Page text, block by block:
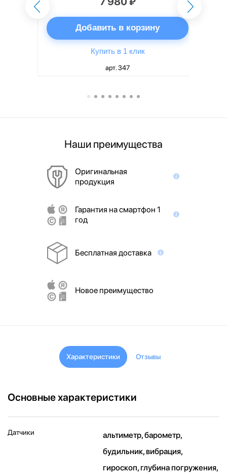
Добавить в корзину
Купить в 1 клик
арт. 347
Наши преимущества
Оригинальная
продукция
Гарантия на смартфон 1
год
Бесплатная доставка
Новое преимущество
Характеристики Отзывы
Основные характеристики
Датчики
альтиметр, барометр,
будильник, вибрация,
гироскоп, глубина погружения,